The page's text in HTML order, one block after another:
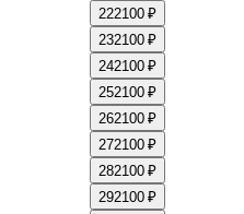
222100 ₽
232100 ₽
242100 ₽
252100 ₽
262100 ₽
272100 ₽
282100 ₽
292100 ₽